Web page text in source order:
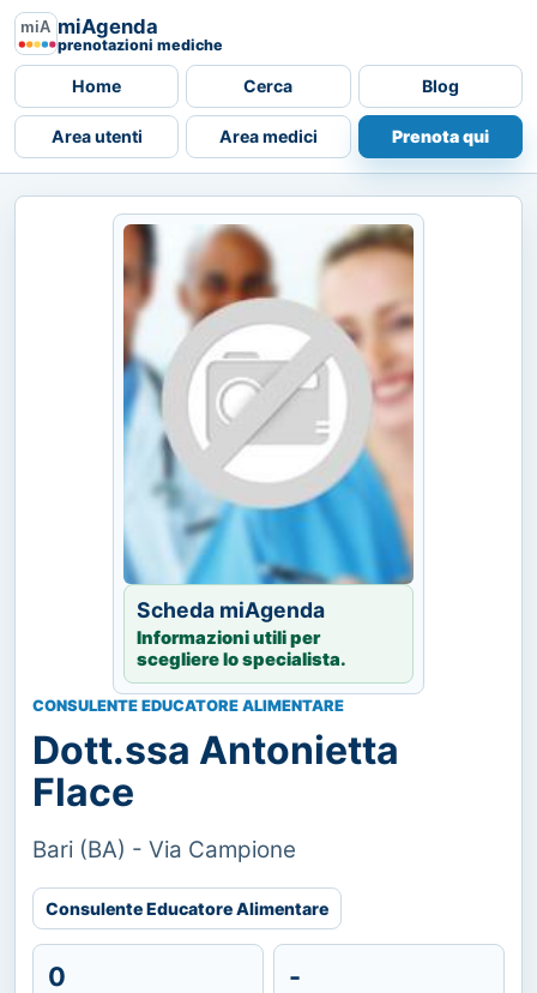
miAgenda
prenotazioni mediche
Home Cerca Blog
Area utenti Area medici Prenota qui
Scheda miAgenda
Informazioni utili per
scegliere lo specialista.
CONSULENTE EDUCATORE ALIMENTARE
Dott.ssa Antonietta
Flace
Bari (BA) - Via Campione
Consulente Educatore Alimentare
0 -